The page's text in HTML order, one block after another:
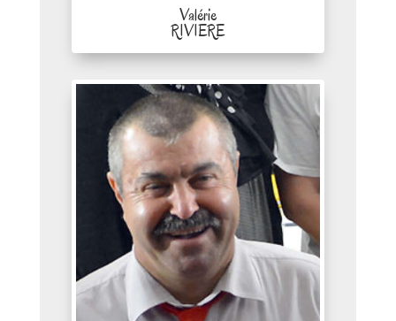
Valérie
RIVIERE